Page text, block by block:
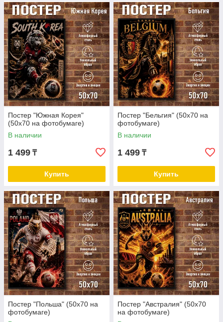
Постер "Южная Корея"
(50х70 на фотобумаге)
В наличии
1 499 ₸
Купить
Постер "Бельгия" (50х70 на
фотобумаге)
В наличии
1 499 ₸
Купить
Постер "Польша" (50х70 на
фотобумаге)
Постер "Австралия" (50х70
на фотобумаге)